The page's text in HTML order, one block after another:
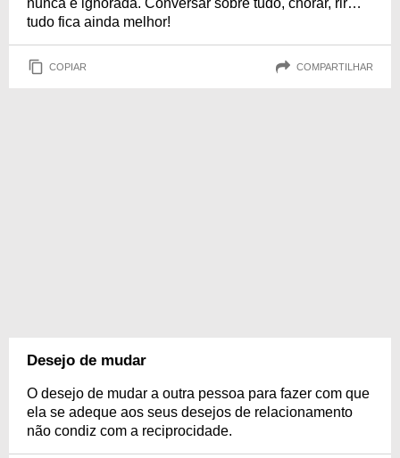
nunca é ignorada. Conversar sobre tudo, chorar, rir…
tudo fica ainda melhor!
COPIAR COMPARTILHAR
Desejo de mudar
O desejo de mudar a outra pessoa para fazer com que
ela se adeque aos seus desejos de relacionamento
não condiz com a reciprocidade.